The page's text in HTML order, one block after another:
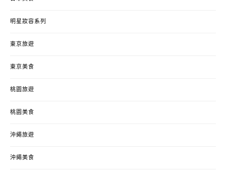
明星妝容系列
東京旅遊
東京美食
桃園旅遊
桃園美食
沖繩旅遊
沖繩美食